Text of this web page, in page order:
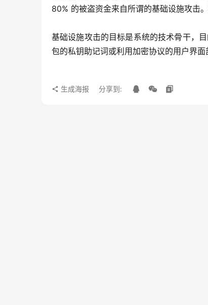
80% 的被盗资金来自所谓的基础设施攻击
基础设施攻击的目标是系统的技术骨干，
包的私钥助记词或利用加密协议的用户界面
生成海报 分享到: